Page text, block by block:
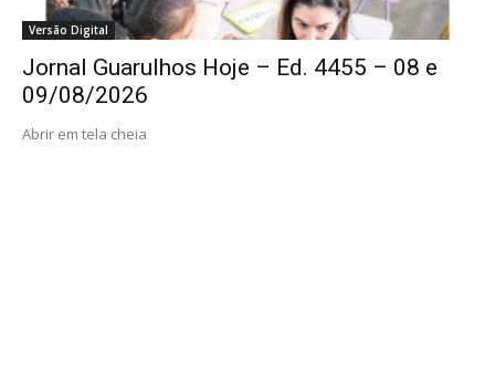
Versão Digital
Jornal Guarulhos Hoje – Ed. 4455 – 08 e
09/08/2026
Abrir em tela cheia